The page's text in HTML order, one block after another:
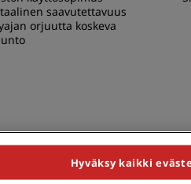
saavutettavuus
orjuutta koskeva
Hyväksy kaikki